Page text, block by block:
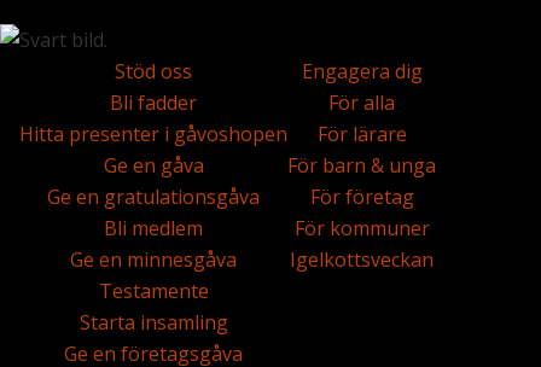
Stöd oss
Bli fadder
Hitta presenter i gåvoshopen
Ge en gåva
Ge en gratulationsgåva
Bli medlem
Ge en minnesgåva
Testamente
Starta insamling
Ge en företagsgåva
Engagera dig
För alla
För lärare
För barn & unga
För företag
För kommuner
Igelkottsveckan